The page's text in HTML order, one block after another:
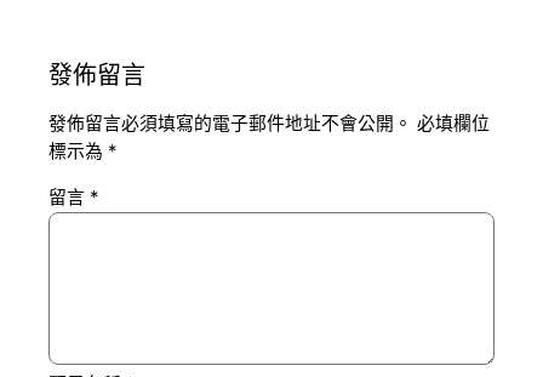
發佈留言
發佈留言必須填寫的電子郵件地址不會公開。 必填欄位
標示為 *
留言 *